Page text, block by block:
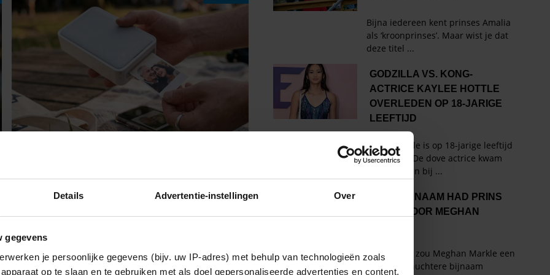
Details Advertentie-instellingen Over
gegevens
je persoonlijke gegevens (bijv. uw IP-adres) met behulp van technologieën zoals
op te slaan en te gebruiken met als doel gepersonaliseerde advertenties en content,
ACTION HEB JE JE FAVORIETE FOTO’S
BINNEN ÉÉN MINUUT IN HANDEN
Sante